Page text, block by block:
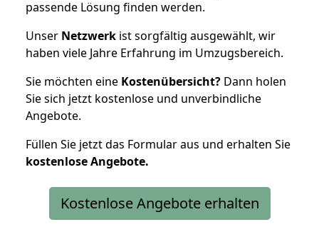
passende Lösung finden werden.
Unser Netzwerk ist sorgfältig ausgewählt, wir
haben viele Jahre Erfahrung im Umzugsbereich.
Sie möchten eine Kostenübersicht? Dann holen
Sie sich jetzt kostenlose und unverbindliche
Angebote.
Füllen Sie jetzt das Formular aus und erhalten Sie
kostenloseAngebote.
Kostenlose Angebote erhalten